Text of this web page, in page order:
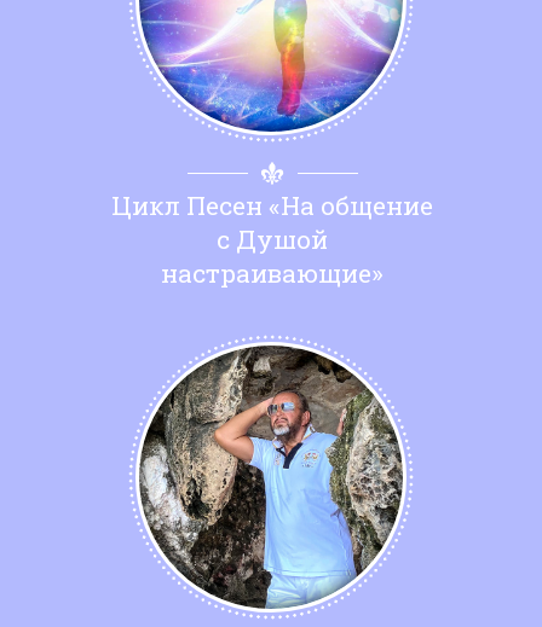
Цикл Песен «На общение
с Душой
настраивающие»